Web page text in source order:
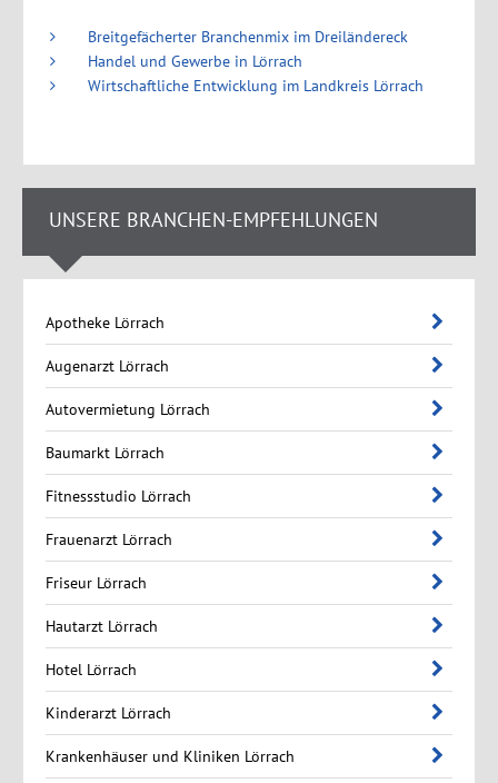
Breitgefächerter Branchenmix im Dreiländereck
Handel und Gewerbe in Lörrach
Wirtschaftliche Entwicklung im Landkreis Lörrach
UNSERE BRANCHEN-EMPFEHLUNGEN
Apotheke Lörrach
Augenarzt Lörrach
Autovermietung Lörrach
Baumarkt Lörrach
Fitnessstudio Lörrach
Frauenarzt Lörrach
Friseur Lörrach
Hautarzt Lörrach
Hotel Lörrach
Kinderarzt Lörrach
Krankenhäuser und Kliniken Lörrach